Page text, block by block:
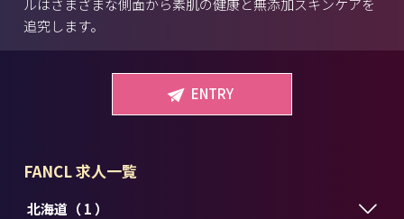
ルはさまざまな側面から素肌の健康と無添加スキンケアを
追究します。
ENTRY
FANCL 求人一覧
北海道（ 1 ）